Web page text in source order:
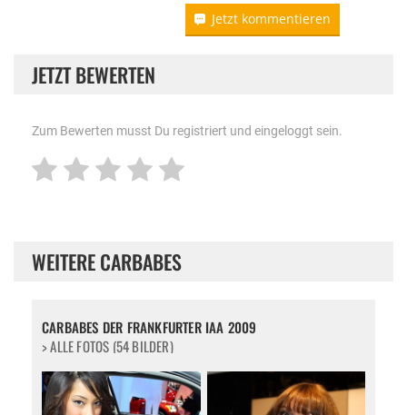
Jetzt kommentieren
JETZT BEWERTEN
Zum Bewerten musst Du registriert und eingeloggt sein.
WEITERE CARBABES
CARBABES DER FRANKFURTER IAA 2009
> ALLE FOTOS (54 BILDER)